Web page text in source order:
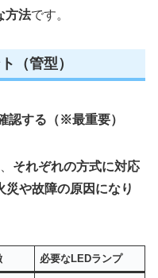
方法です。
（管型）
認する（※最重要）
それぞれの方式に対応
災や故障の原因になり
必要なLEDランプ